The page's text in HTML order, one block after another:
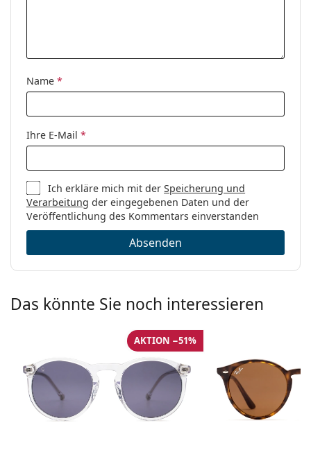
Name *
Ihre E-Mail *
Ich erkläre mich mit derSpeicherung und
Verarbeitung der eingegebenen Daten und der
Veröffentlichung des Kommentars einverstanden
Absenden
Das könnte Sie noch interessieren
AKTION −51%